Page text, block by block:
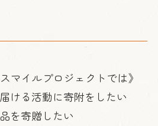
マイルプロジェクトでは》
ける活動に寄附をしたい
を寄贈したい